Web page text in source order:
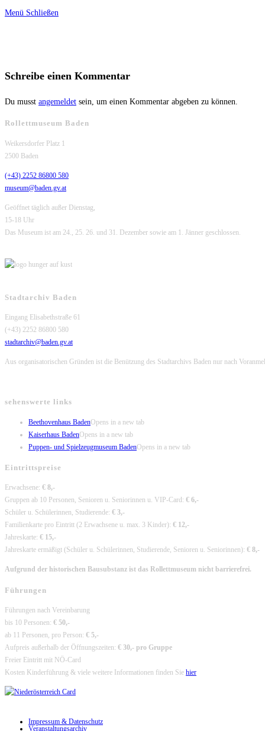
Menü Schließen
Schreibe einen Kommentar
Du musst angemeldet sein, um einen Kommentar abgeben zu können.
Rollettmuseum Baden
Weikersdorfer Platz 1
2500 Baden
(+43) 2252 86800 580
museum@baden.gv.at
Geöffnet täglich außer Dienstag,
15-18 Uhr
Das Museum ist am 24., 25. 26. und 31. Dezember sowie am 1. Jänner geschlossen.
Stadtarchiv Baden
Eingang Elisabethstraße 61
(+43) 2252 86800 580
stadtarchiv@baden.gv.at
Aus organisatorischen Gründen ist die Benützung des Stadtarchivs Baden nur nach
sehenswerte links
Beethovenhaus BadenOpens in a new tab
Kaiserhaus BadenOpens in a new tab
Puppen- und Spielzeugmuseum BadenOpens in a new tab
Eintrittspreise
Erwachsene: € 8,-
Gruppen ab 10 Personen, Senioren u. Seniorinnen u. VIP-Card: € 6,-
Schüler u. Schülerinnen, Studierende: € 3,-
Familienkarte pro Eintritt (2 Erwachsene u. max. 3 Kinder): € 12,-
Jahreskarte: € 15,-
Jahreskarte ermäßigt (Schüler u. Schülerinnen, Studierende, Senioren u. Seniorinnen): € 8,-
Aufgrund der historischen Bausubstanz ist das Rollettmuseum nicht barrierefrei.
Führungen
Führungen nach Vereinbarung
bis 10 Personen: € 50,-
ab 11 Personen, pro Person: € 5,-
Aufpreis außerhalb der Öffnungszeiten: € 30,- pro Gruppe
Freier Eintritt mit NÖ-Card
Kosten Kinderführung & viele weitere Informationen finden Sie hier
Impressum & Datenschutz
Veranstaltungsarchiv